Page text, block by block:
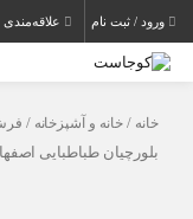
ورود / ثبت نام علاقه‌مندی
خانه /خانه و آشپزخانه /
بلورچیان طباطبایی